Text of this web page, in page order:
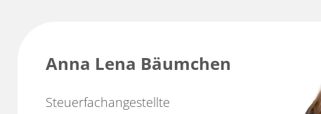
Anna Lena Bäumchen
Steuerfachangestellte